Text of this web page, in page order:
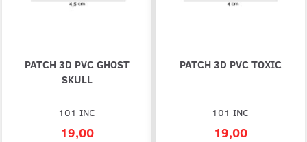
PATCH 3D PVC GHOST
SKULL
101 INC
19,00
PATCH 3D PVC TOXIC
101 INC
19,00